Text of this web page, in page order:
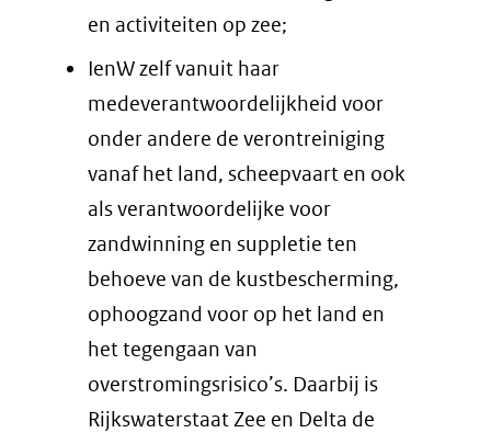
en activiteiten op zee;
IenW zelf vanuit haar
medeverantwoordelijkheid voor
onder andere de verontreiniging
vanaf het land, scheepvaart en ook
als verantwoordelijke voor
zandwinning en suppletie ten
behoeve van de kustbescherming,
ophoogzand voor op het land en
het tegengaan van
overstromingsrisico’s. Daarbij is
Rijkswaterstaat Zee en Delta de